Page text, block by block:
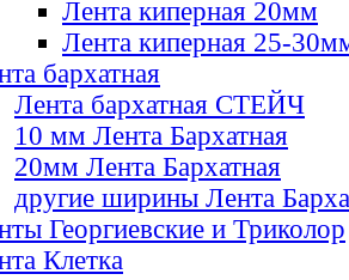
Лента киперная 20мм
Лента киперная 25-
бархатная
Лента бархатная СТЕЙЧ
10 мм Лента Бархатная
20мм Лента Бархатная
другие ширины Лента
Георгиевские и Триколор
Клетка